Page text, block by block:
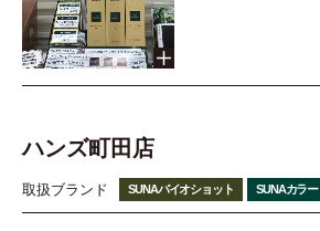
ハンズ町田店
取扱ブランド SUNAバイオショット SUNAカラー